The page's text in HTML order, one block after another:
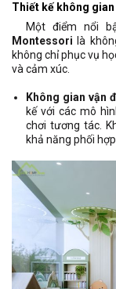
Thiết kế không
Một điểm nổi
Montessori là
không chỉ phục vụ
và cảm xúc.
Không gian vận
kế với các mô
chơi tương tác.
khả năng phối